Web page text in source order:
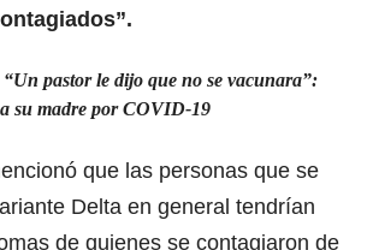
pastor le dijo que no se vacunara”:
su madre por COVID-19
que las personas que se
Delta en general tendrían
de quienes se contagiaron de